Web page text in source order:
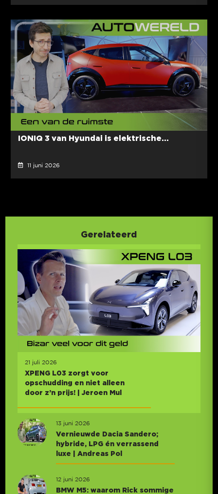
IONIQ 3 van Hyundai is elektrische...
11 juni 2026
Gerelateerd
21 juli 2026
XPENG L03 zorgt voor
opschudding en niet alleen
door z’n prijs! | Jeroen Mul
13 juni 2026
Vernieuwde Dacia Sandero;
hybride, LPG én verrassend
luxe | Andreas Pol
12 juni 2026
BMW M5: waarom Rick sommige